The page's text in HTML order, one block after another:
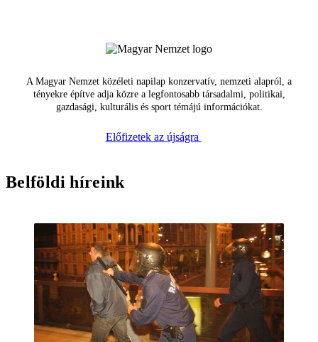
A Magyar Nemzet közéleti napilap konzervatív, nemzeti alapról, a
tényekre építve adja közre a legfontosabb társadalmi, politikai,
gazdasági, kulturális és sport témájú információkat.
Előfizetek az újságra
Belföldi híreink